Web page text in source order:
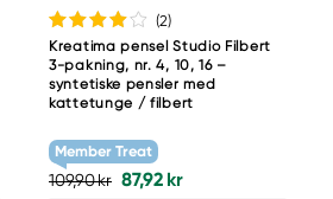
(2)
Kreatima pensel Studio Filbert
3-pakning, nr. 4, 10, 16 –
syntetiske pensler med
kattetunge / filbert
Member Treat
109,90 kr 87,92 kr